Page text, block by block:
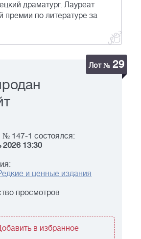
драматург. Лауреат
премии по литературе за
Лот № 29
№ 147-1 состоялся:
13:30
и ценные издания
просмотров
в избранное